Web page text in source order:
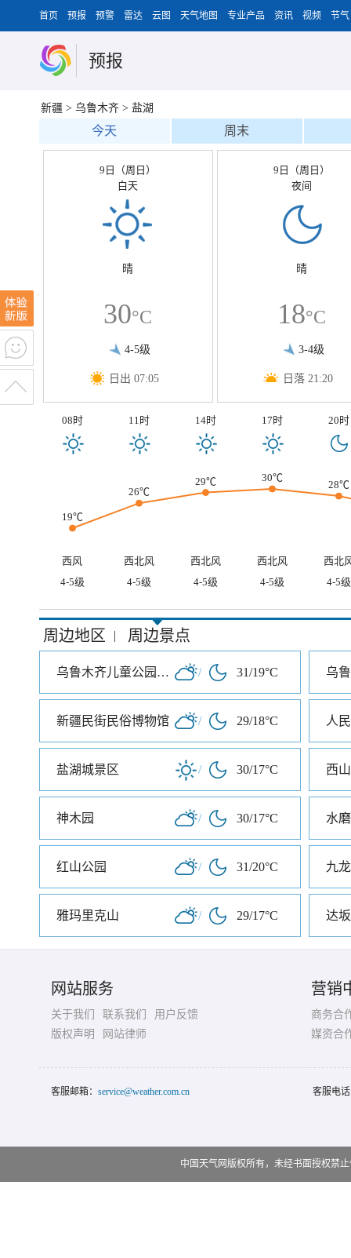
首页 预报 预警 雷达 云图 天气地图 专业产品 资讯 视频 节气
预报
新疆 > 乌鲁木齐 > 盐湖
今天 周末
9日（周日）
白天
晴
30°C
4-5级
日出 07:05
9日（周日）
夜间
晴
18°C
3-4级
日落 21:20
08时 11时 14时 17时 20时
19℃
26℃
29℃ 30℃
28℃
西风 西北风 西北风 西北风
西北
4-5级
4-5级 4-5级 4-5级 4-5级
周边地区 | 周边景点
乌鲁木齐儿童公园北门 / 31/19°C 乌
新疆民街民俗博物馆 / 29/18°C 人
盐湖城景区 / 30/17°C 西
神木园 / 30/17°C 水
红山公园 / 31/20°C 九
雅玛里克山 / 29/17°C 达
网站服务
关于我们 联系我们
用户反馈
版权声明
网站律师
营销
商务合
媒资合
客服邮箱： service@weather.com.cn 客服电
中国天气网版权所有，未经书面授权